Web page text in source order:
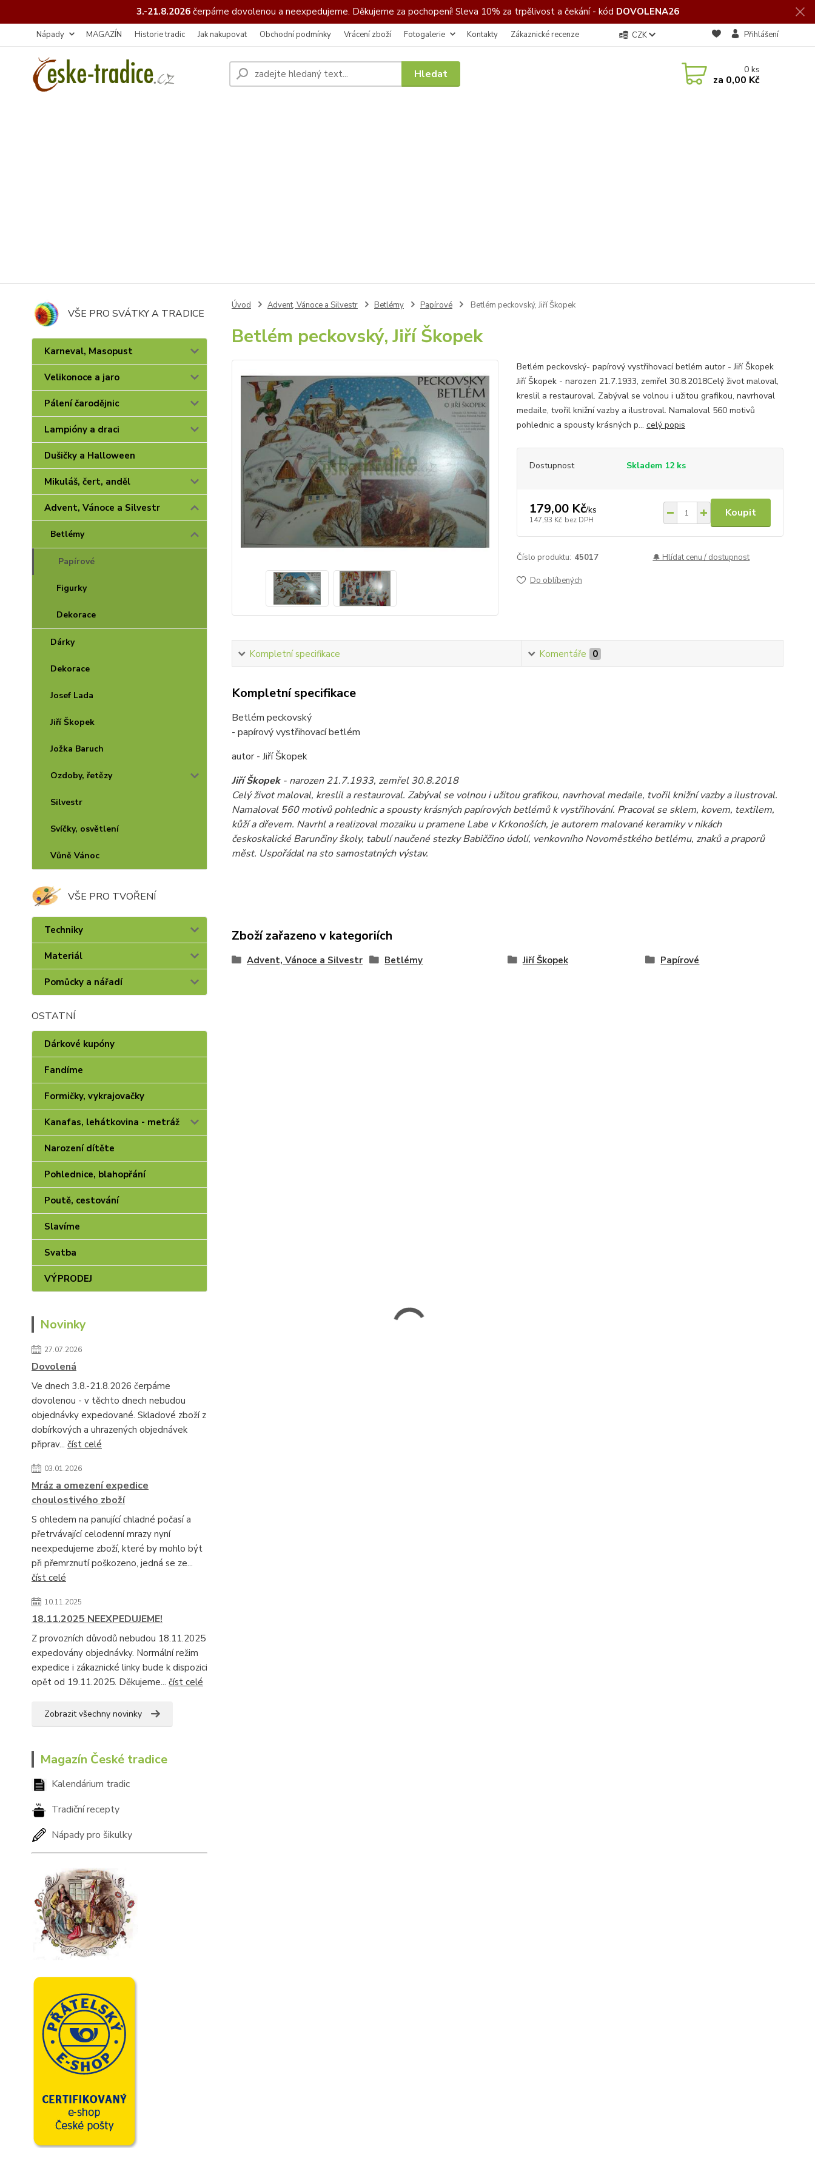
3.-21.8.2026čerpáme dovolenou a neexpedujeme. Děkujeme za pochopení! Sleva 10% za trpělivost a čekání - kód DOVOLENA26
Nápady MAGAZÍN Historie tradic Jak nakupovat Obchodní podmínky Vrácení zboží Fotogalerie Kontakty Zákaznické recenze CZK Přihlášení
Hledat 0ks
za 0,00 Kč
VŠE PRO SVÁTKY A TRADICE
Karneval, Masopust
Velikonoce a jaro
Pálení čarodějnic
Lampióny a draci
Dušičky a Halloween
Mikuláš, čert, anděl
Advent, Vánoce a Silvestr
Betlémy
Papírové
Figurky
Dekorace
Dárky
Dekorace
Josef Lada
Jiří Škopek
Jožka Baruch
Ozdoby, řetězy
Silvestr
Svíčky, osvětlení
Vůně Vánoc
VŠE PRO TVOŘENÍ
Techniky
Materiál
Pomůcky a nářadí
OSTATNÍ
Dárkové kupóny
Fandíme
Formičky, vykrajovačky
Kanafas, lehátkovina - metráž
Narození dítěte
Pohlednice, blahopřání
Poutě, cestování
Slavíme
Svatba
VÝPRODEJ
Novinky
27.07.2026
Dovolená
Ve dnech 3.8.-21.8.2026 čerpáme
dovolenou - v těchto dnech nebudou
objednávky expedované. Skladové zboží z
dobírkových a uhrazených objednávek
připrav... číst celé
03.01.2026
Mráz a omezení expedice
choulostivého zboží
S ohledem na panující chladné počasí a
přetrvávající celodenní mrazy nyní
neexpedujeme zboží, které by mohlo být
při přemrznutí poškozeno, jedná se ze...
číst celé
10.11.2025
18.11.2025 NEEXPEDUJEME!
Z provozních důvodů nebudou 18.11.2025
expedovány objednávky. Normální režim
expedice i zákaznické linky bude k dispozici
opět od 19.11.2025. Děkujeme... číst celé
Zobrazit všechny novinky
Magazín České tradice
Kalendárium tradic
Tradiční recepty
Nápady pro šikulky
Úvod Advent, Vánoce a Silvestr Betlémy Papírové Betlém peckovský, Jiří Škopek
Betlém peckovský, Jiří Škopek
Betlém peckovský- papírový vystřihovací betlém autor - Jiří Škopek
Jiří Škopek - narozen 21.7.1933, zemřel 30.8.2018Celý život maloval,
kreslil a restauroval. Zabýval se volnou i užitou grafikou, navrhoval
medaile, tvořil knižní vazby a ilustroval. Namaloval 560 motivů
pohlednic a spousty krásných p... celý popis
Dostupnost Skladem 12 ks
179,00 Kč/ks
147,93 Kč bez DPH
Koupit
Číslo produktu: 45017 🔔 Hlídat cenu / dostupnost
Do oblíbených
Kompletní specifikace Komentáře 0
Kompletní specifikace
Betlém peckovský
- papírový vystřihovací betlém
autor - Jiří Škopek
Jiří Škopek- narozen 21.7.1933, zemřel 30.8.2018
Celý život maloval, kreslil a restauroval. Zabýval se volnou i užitou grafikou, navrhoval medaile, tvořil knižní vazby a ilustroval.
Namaloval 560 motivů pohlednic a spousty krásných papírových betlémů k vystřihování. Pracoval se sklem, kovem, textilem,
kůží a dřevem. Navrhl a realizoval mozaiku u pramene Labe v Krkonoších, je autorem malované keramiky v nikách
českoskalické Barunčiny školy, tabulí naučené stezky Babiččino údolí, venkovního Novoměstkého betlému, znaků a praporů
měst. Uspořádal na sto samostatných výstav.
Zboží zařazeno v kategoriích
Advent, Vánoce a Silvestr Betlémy Jiří Škopek Papírové